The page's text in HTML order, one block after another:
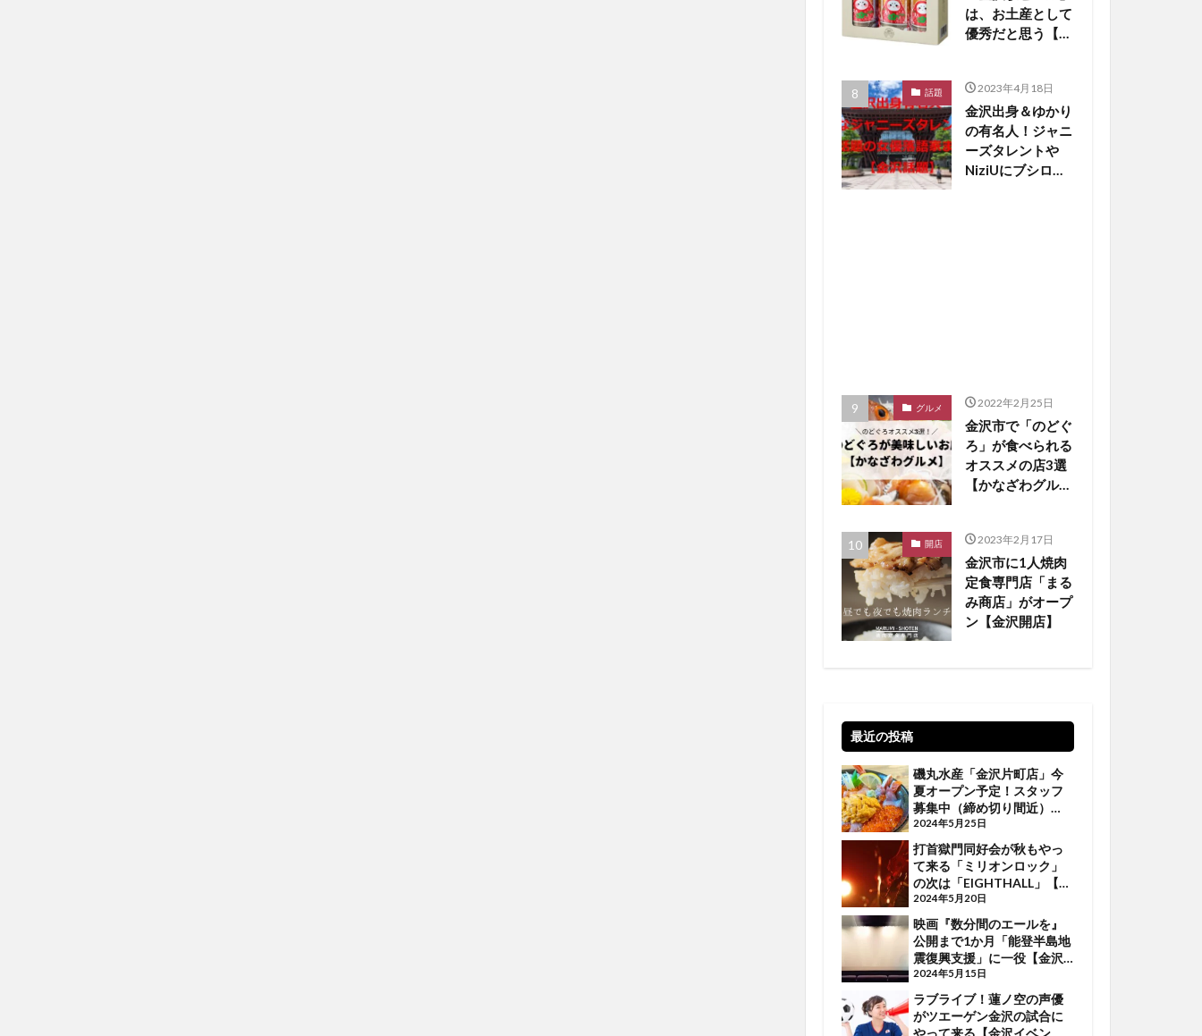
は、お土産として
優秀だと思う【か
話題 2023年4月18日
金沢出身＆ゆかり
の有名人！ジャニ
ーズタレントや
NiziUにブシロー
グルメ 2022年2月25日
金沢市で「のどぐ
ろ」が食べられる
オススメの店3選
【かなざわグルメ
開店 2023年2月17日
金沢市に1人焼肉
定食専門店「まる
み商店」がオープ
ン【金沢開店】
最近の投稿
磯丸水産「金沢片町店」今
夏オープン予定！スタッフ
募集中（締め切り間近）
【金沢話題】
2024年5月25日
打首獄門同好会が秋もやっ
て来る「ミリオンロック」
の次は「EIGHTHALL」【金
沢イベント】
2024年5月20日
映画『数分間のエールを』
公開まで1か月「能登半島地
震復興支援」に一役【金沢
イベント】
2024年5月15日
ラブライブ！蓮ノ空の声優
がツエーゲン金沢の試合に
やって来る【金沢イベン